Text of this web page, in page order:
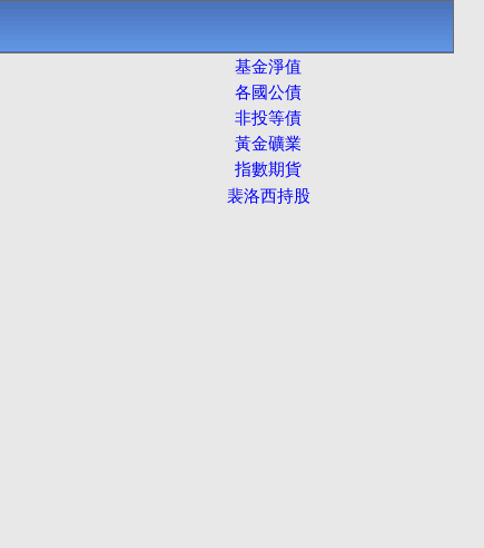
基金淨值
各國公債
非投等債
黃金礦業
指數期貨
裴洛西持股